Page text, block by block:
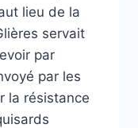
lieu de la
servait
par
par les
la résistance